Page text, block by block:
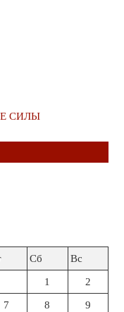
СИЛЫ
Сб Вс
1 2
7 8 9